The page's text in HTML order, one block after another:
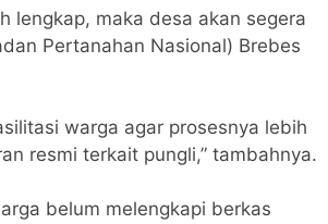
lengkap, maka desa akan segera
Pertanahan Nasional) Brebes
warga agar prosesnya lebih
resmi terkait pungli,” tambahnya.
belum melengkapi berkas